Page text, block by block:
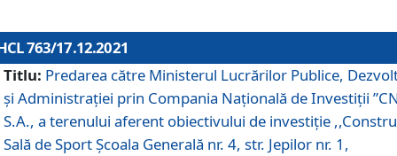
763/17.12.2021
Titlu: Predarea către Ministerul Lucrărilor Publice,
și Administrației prin Compania Naţională de Investiţii
S.A., a terenului aferent obiectivului de investiție
Sală de Sport Școala Generală nr. 4, str. Jepilor nr. 1,